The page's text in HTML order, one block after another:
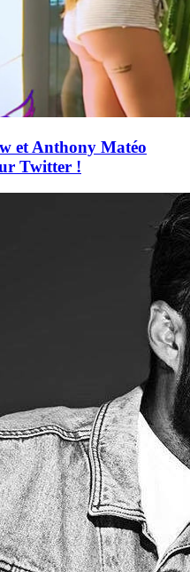
et Anthony Matéo
Twitter !